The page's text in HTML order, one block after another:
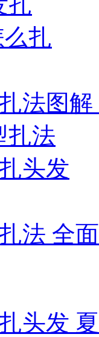
法图
法 全
头发